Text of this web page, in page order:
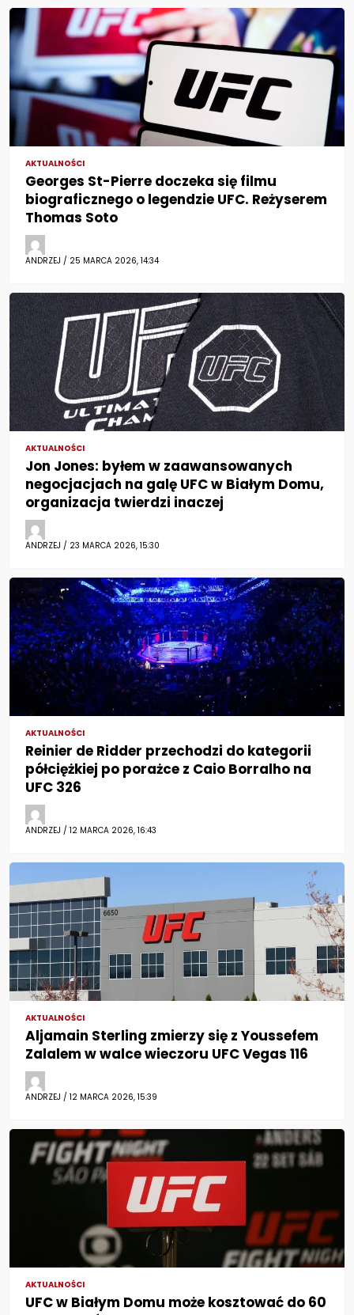
AKTUALNOŚCI
Georges St-Pierre doczeka się filmu
biograficznego o legendzie UFC. Reżyserem
Thomas Soto
ANDRZEJ / 25 MARCA 2026, 14:34
AKTUALNOŚCI
Jon Jones: byłem w zaawansowanych
negocjacjach na galę UFC w Białym Domu,
organizacja twierdzi inaczej
ANDRZEJ / 23 MARCA 2026, 15:30
AKTUALNOŚCI
Reinier de Ridder przechodzi do kategorii
półciężkiej po porażce z Caio Borralho na
UFC 326
ANDRZEJ / 12 MARCA 2026, 16:43
AKTUALNOŚCI
Aljamain Sterling zmierzy się z Youssefem
Zalalem w walce wieczoru UFC Vegas 116
ANDRZEJ / 12 MARCA 2026, 15:39
AKTUALNOŚCI
UFC w Białym Domu może kosztować do 60